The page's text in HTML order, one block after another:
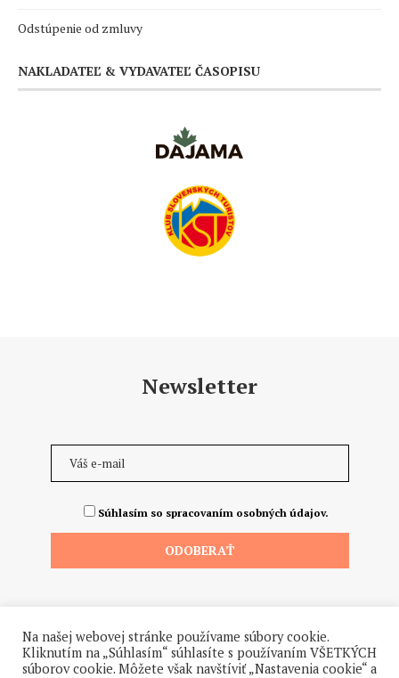
Odstúpenie od zmluvy
NAKLADATEĽ & VYDAVATEĽ ČASOPISU
Newsletter
Súhlasím so spracovaním osobných údajov.
Na našej webovej stránke používame súbory cookie.
Kliknutím na „Súhlasím“ súhlasíte s používaním VŠETKÝCH
súborov cookie. Môžete však navštíviť „Nastavenia cookie“ a